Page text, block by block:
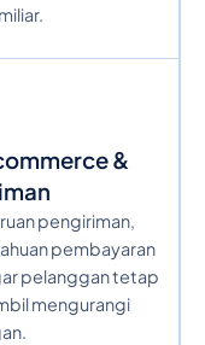
&
pengiriman,
pembayaran
pelanggan tetap
mengurangi